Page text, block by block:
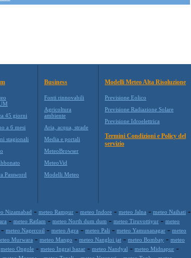
45 giorni
a 6 mesi
stagionali
Password
Business
Fonti rinnovabili
Agricoltura
ambiente
Aria, acqua, strade
Media e portali
MeteoBrowser
MeteoVid
Modelli Meteo
Modelli Meteo Alta Risoluzione
Previsione Eolico
Previsione Radiazione Solare
Previsione Idroelettrica
Termini Condizioni e Policy del
servizio
Nizamabad - meteo Rampur - meteo Indore - meteo Jalna - meteo Naihati -
- meteo Ratlam - meteo North dum dum - meteo Tiruvottiyur - meteo
- meteo Nagercoil - meteo Agra - meteo Pali - meteo Yamunanagar - meteo
Murwara - meteo Mango - meteo Nangloi jat - meteo Bombay - meteo
meteo Ongole - meteo Ingraj bazar - meteo Nandyal - meteo Midnapur -